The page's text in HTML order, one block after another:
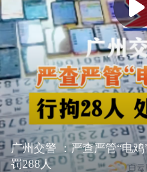
广州交警 ：严查严管“电
罚288人